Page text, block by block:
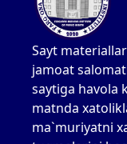
Sayt
jamoat
saytiga havola
matnda
ma`muriyatni